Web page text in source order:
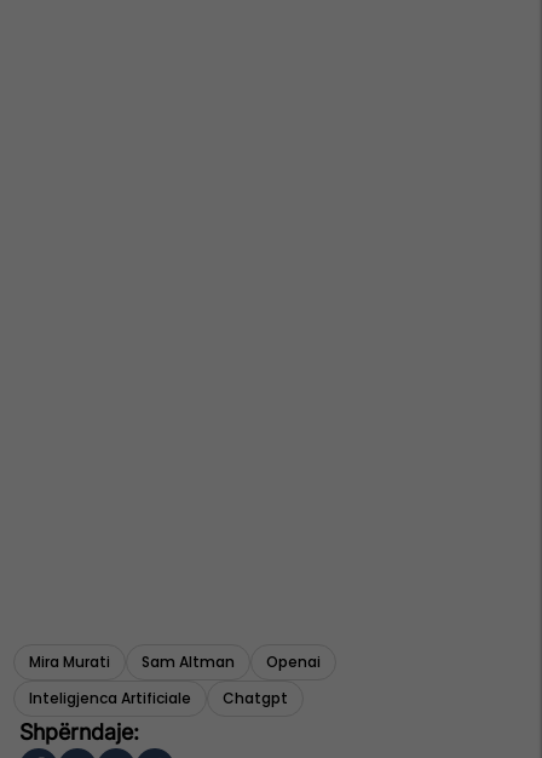
Mira Murati Sam Altman
Openai
Inteligjenca Artificiale
Chatgpt